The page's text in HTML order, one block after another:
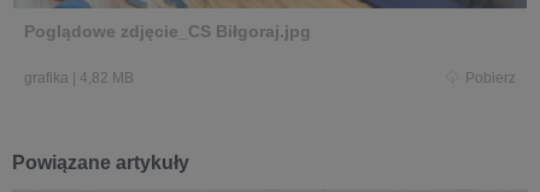
Poglądowe zdjęcie_CS Biłgoraj.jpg
grafika 4,82 MB Pobierz
Powiązane artykuły